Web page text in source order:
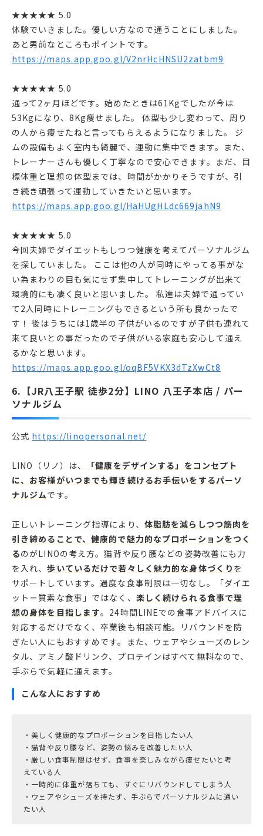
★★★★★ 5.0
体験でいきました。優しい方なので通うことにしました。
あと男前なところもポイントです。
https://maps.app.goo.gl/V2nrHcHNSU2zatbm9
★★★★★ 5.0
通って2ヶ月ほどです。始めたときは61Kgでしたが今は
53Kgになり、8Kg痩せました。 体型も少し変わって、周り
の人から痩せたねと言ってもらえるようになりました。 ジ
ムの設備もよく室内も綺麗で、運動に集中できます。また、
トレーナーさんも優しく丁寧なので安心できます。まだ、目
標体重と理想の体型までは、時間がかかりそうですが、引
き続き頑張って運動していきたいと思います。
https://maps.app.goo.gl/HaHUgHLdc669jahN9
★★★★★ 5.0
今回夫婦でダイエットもしつつ健康を考えてパーソナルジム
を探していました。 ここは他の人が同時にやってる事がな
い為まわりの目も気にせず集中してトレーニングが出来て
環境的にも凄く良いと思いました。 私達は夫婦で通ってい
て2人同時にトレーニングもできるという所も良かったで
す！ 後はうちには1歳半の子供がいるのですが子供も連れて
来て良いとの事だったので子供がいる家庭も安心して通え
るかなと思います。
https://maps.app.goo.gl/oqBF5VKX3dTzXwCt8
6.【JR八王子駅 徒歩2分】LINO 八王子本店 / パー
ソナルジム
公式 https://linopersonal.net/
LINO（リノ）は、
「健康をデザインする」をコンセプト
に、お客様がいつまでも輝き続けるお手伝いをするパーソ
ナルジムです。
正しいトレーニング指導により、 体脂肪を減らしつつ筋肉を
引き締めることで、健康的で魅力的なプロポーションをつく
るのがLINOの考え方。猫背や反り腰などの姿勢改善にも力
を入れ、歩いているだけで若々しく魅力的な身体づくり を
サポートしています。過度な食事制限は一切なし。「ダイエ
ット＝質素な食事」ではなく、 楽しく続けられる食事で理
想の身体を目指します。24時間LINEでの食事アドバイスに
対応するだけでなく、卒業後も相談可能。リバウンドを防
ぎたい人にもおすすめです。また、ウェアやシューズのレン
タル、アミノ酸ドリンク、プロテインはすべて無料なので、
手ぶらで気軽に通えます。
こんな人におすすめ
・美しく健康的なプロポーションを目指したい人
・猫背や反り腰など、姿勢の悩みを改善したい人
・厳しい食事制限はせず、食事を楽しみながら痩せたいと考
えている人
・一時的に体重が落ちても、すぐにリバウンドしてしまう人
・ウェアやシューズを持たず、手ぶらでパーソナルジムに通い